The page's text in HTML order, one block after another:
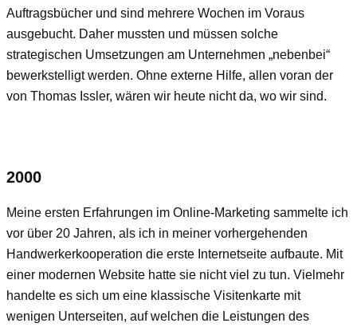
Auftragsbücher und sind mehrere Wochen im Voraus
ausgebucht. Daher mussten und müssen solche
strategischen Umsetzungen am Unternehmen „nebenbei“
bewerkstelligt werden. Ohne externe Hilfe, allen voran der
von Thomas Issler, wären wir heute nicht da, wo wir sind.
2000
Meine ersten Erfahrungen im Online-Marketing sammelte ich
vor über 20 Jahren, als ich in meiner vorhergehenden
Handwerkerkooperation die erste Internetseite aufbaute. Mit
einer modernen Website hatte sie nicht viel zu tun. Vielmehr
handelte es sich um eine klassische Visitenkarte mit
wenigen Unterseiten, auf welchen die Leistungen des